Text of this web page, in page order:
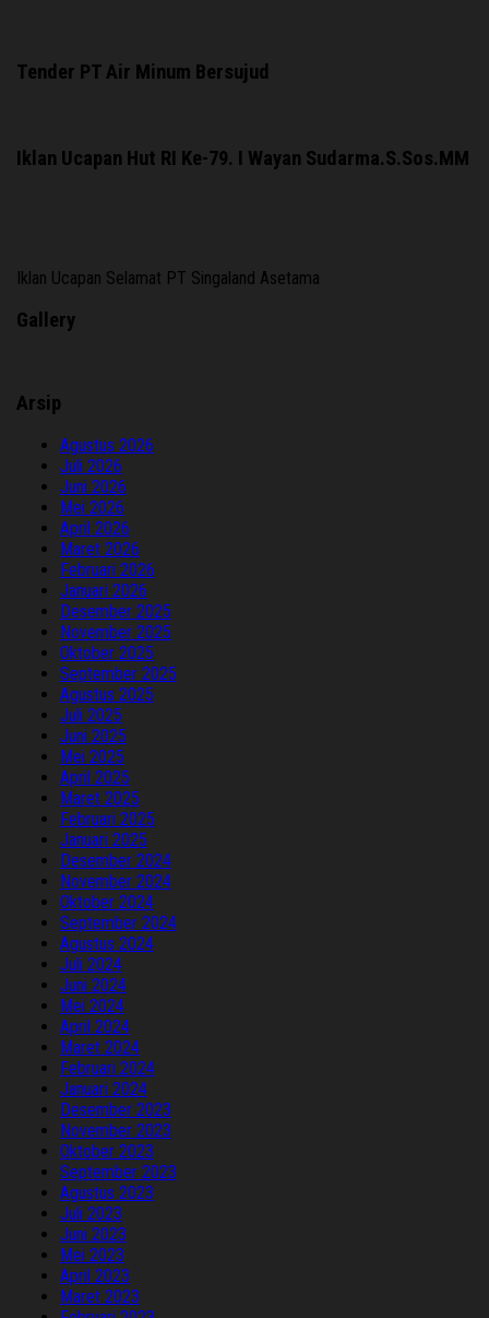
Tender PT Air Minum Bersujud
Iklan Ucapan Hut RI Ke-79. I Wayan Sudarma.S.Sos.MM
Iklan Ucapan Selamat PT Singaland Asetama
Gallery
Arsip
Agustus 2026
Juli 2026
Juni 2026
Mei 2026
April 2026
Maret 2026
Februari 2026
Januari 2026
Desember 2025
November 2025
Oktober 2025
September 2025
Agustus 2025
Juli 2025
Juni 2025
Mei 2025
April 2025
Maret 2025
Februari 2025
Januari 2025
Desember 2024
November 2024
Oktober 2024
September 2024
Agustus 2024
Juli 2024
Juni 2024
Mei 2024
April 2024
Maret 2024
Februari 2024
Januari 2024
Desember 2023
November 2023
Oktober 2023
September 2023
Agustus 2023
Juli 2023
Juni 2023
Mei 2023
April 2023
Maret 2023